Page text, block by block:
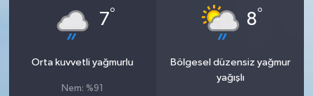
7°
Orta kuvvetli yağmurlu
Nem: %91
8°
Bölgesel düzensiz yağmur
yağışlı